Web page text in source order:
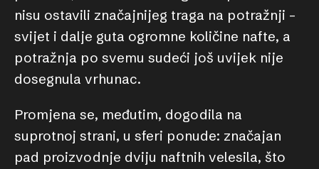
nisu ostavili značajnijeg traga na potražnji –
svijet i dalje guta ogromne količine nafte, a
potražnja po svemu sudeći još uvijek nije
dosegnula vrhunac.
Promjena se, međutim, dogodila na
suprotnoj strani, u sferi ponude: značajan
pad proizvodnje dviju naftnih velesila, što